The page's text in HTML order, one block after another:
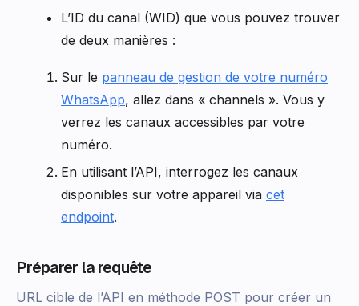
L’ID du canal (WID) que vous pouvez trouver
de deux manières :
Sur le panneau de gestion de votre numéro
WhatsApp, allez dans « channels ». Vous y
verrez les canaux accessibles par votre
numéro.
En utilisant l’API, interrogez les canaux
disponibles sur votre appareil via cet
endpoint.
Préparer la requête
URL cible de l’API en méthode POST pour créer un